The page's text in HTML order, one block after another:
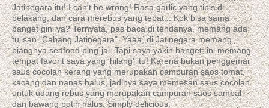
Jatinegara itu! I can't be wrong! Rasa garlic yang tipis di
belakang, dan cara merebus yang tepat... Kok bisa sama
banget gini ya? Ternyata, pas baca di tendanya, memang ada
tulisan "Cabang Jatinegara". Yaaa, di Jatinegara memang
biangnya seafood ping-jal. Tapi saya yakin banget; ini memang
tempat favorit saya yang 'hilang' itu! Karena bukan penggemar
saus cocolan kerang yang merupakan campuran saos tomat,
kacang dan nanas halus, jadinya saya memesan saus cocolan
untuk udang rebus yang merupakan campuran saos sambal
dan bawang putih halus. Simply delicious.